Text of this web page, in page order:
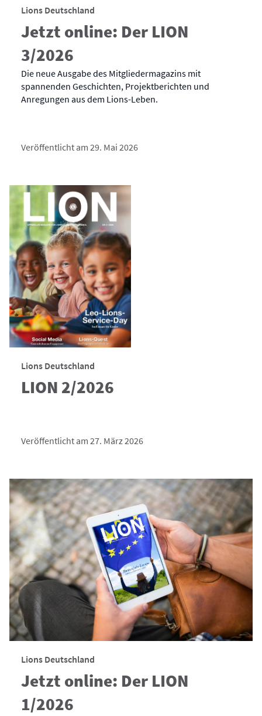
Lions Deutschland
Jetzt online: Der LION
3/2026
Die neue Ausgabe des Mitgliedermagazins mit
spannenden Geschichten, Projektberichten und
Anregungen aus dem Lions-Leben.
Veröffentlicht am 29. Mai 2026
Lions Deutschland
LION 2/2026
Veröffentlicht am 27. März 2026
Lions Deutschland
Jetzt online: Der LION
1/2026